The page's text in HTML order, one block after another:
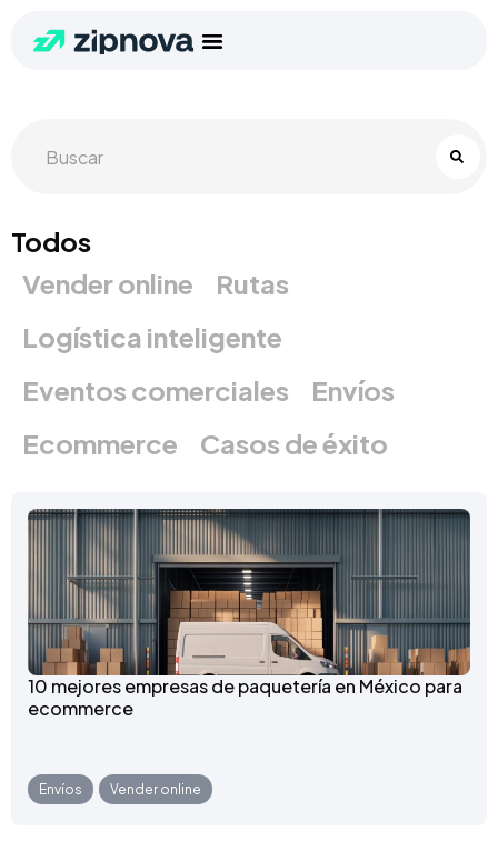
Todos
Vender online
Rutas
Logística inteligente
Eventos comerciales
Envíos
Ecommerce
Casos de éxito
10 mejores empresas de paquetería en México para
ecommerce
Envíos Vender online